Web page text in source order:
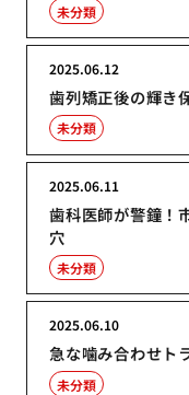
未分類
歯列矯正後の輝き
2025.06.12
未分類
歯科医師が警鐘！
穴
2025.06.11
未分類
急な噛み合わせト
2025.06.10
未分類